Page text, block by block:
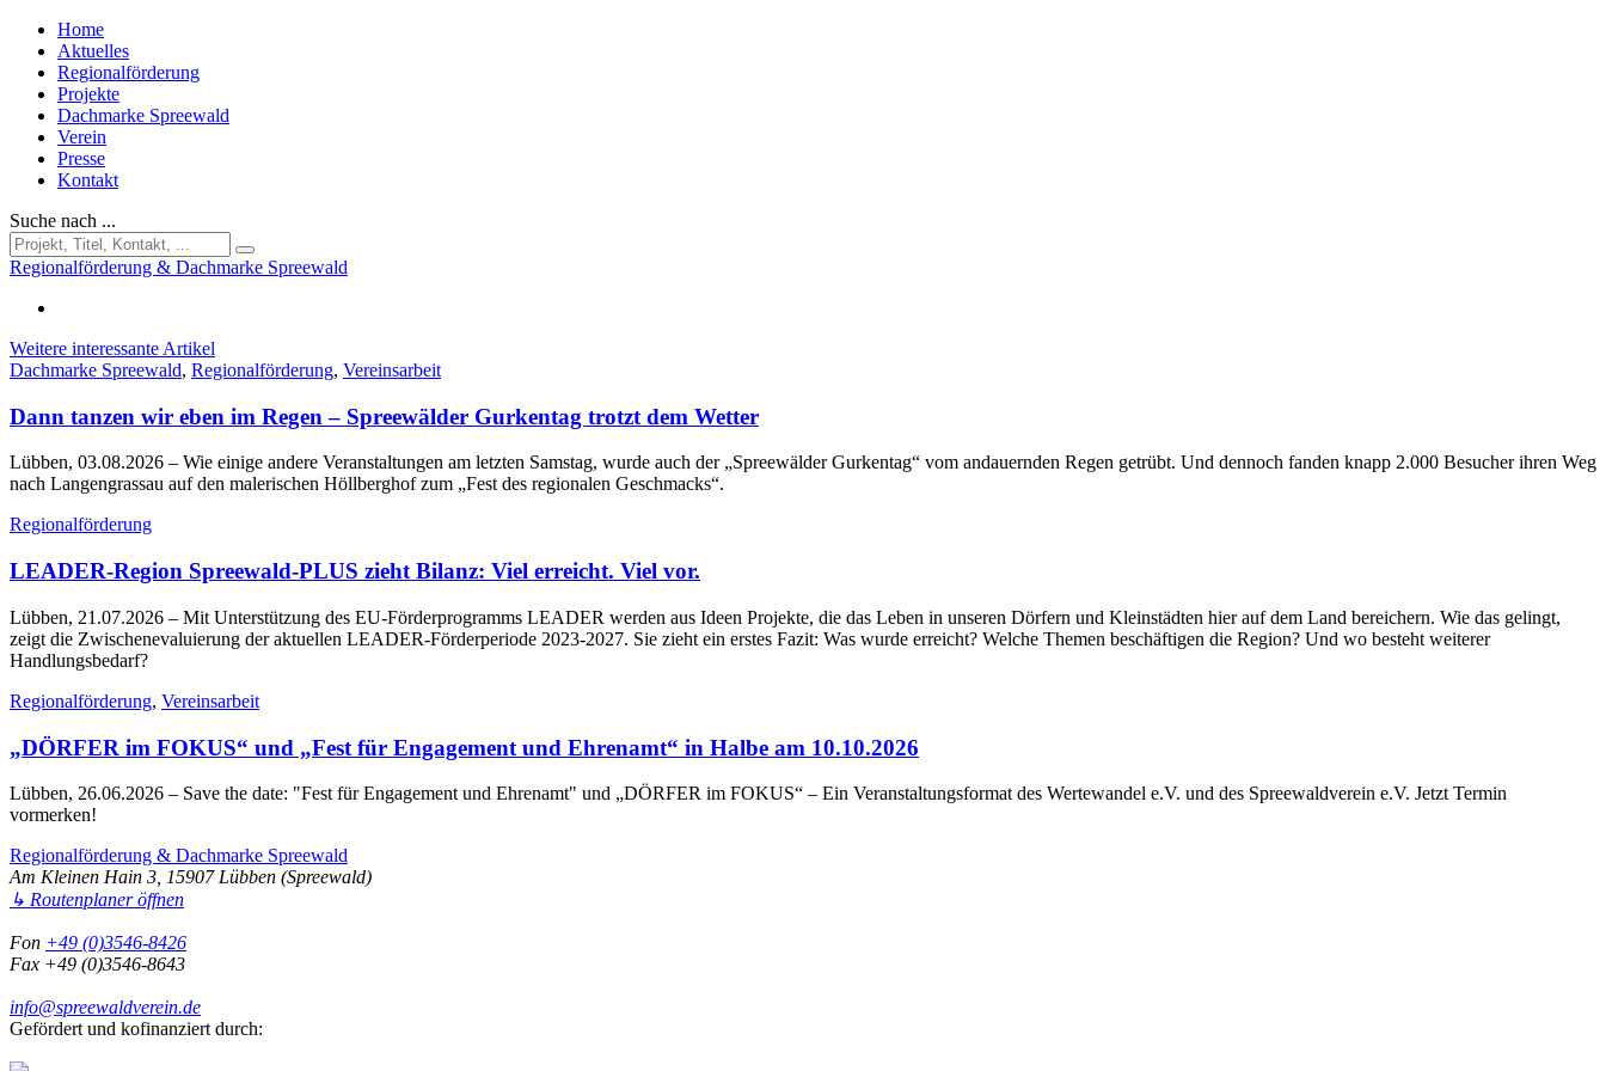
Home
Aktuelles
Regionalförderung
Projekte
Dachmarke Spreewald
Verein
Presse
Kontakt
Suche nach ...
Regionalförderung & Dachmarke Spreewald
Weitere interessante Artikel
Dachmarke Spreewald, Regionalförderung, Vereinsarbeit
Dann tanzen wir eben im Regen – Spreewälder Gurkentag trotzt dem Wetter
Lübben, 03.08.2026 – Wie einige andere Veranstaltungen am letzten Samstag, wurde auch der „Spreewälder Gurkentag“ vom andauernden Regen getrübt. Und dennoch fanden knapp 2.000 Besucher ihren Weg
nach Langengrassau auf den malerischen Höllberghof zum „Fest des regionalen Geschmacks“.
Regionalförderung
LEADER-Region Spreewald-PLUS zieht Bilanz: Viel erreicht. Viel vor.
Lübben, 21.07.2026 – Mit Unterstützung des EU-Förderprogramms LEADER werden aus Ideen Projekte, die das Leben in unseren Dörfern und Kleinstädten hier auf dem Land bereichern. Wie das gelingt,
zeigt die Zwischenevaluierung der aktuellen LEADER-Förderperiode 2023-2027. Sie zieht ein erstes Fazit: Was wurde erreicht? Welche Themen beschäftigen die Region? Und wo besteht weiterer
Handlungsbedarf?
Regionalförderung, Vereinsarbeit
„DÖRFER im FOKUS“ und „Fest für Engagement und Ehrenamt“ in Halbe am 10.10.2026
Lübben, 26.06.2026 – Save the date: "Fest für Engagement und Ehrenamt" und „DÖRFER im FOKUS“ – Ein Veranstaltungsformat des Wertewandel e.V. und des Spreewaldverein e.V. Jetzt Termin
vormerken!
Regionalförderung & Dachmarke Spreewald
Am Kleinen Hain 3, 15907 Lübben (Spreewald)
↳ Routenplaner öffnen
Fon +49 (0)3546-8426
Fax +49 (0)3546-8643
info@spreewaldverein.de
Gefördert und kofinanziert durch: